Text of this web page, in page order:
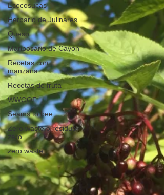
Ecocosucas
Herbario de Julinares
Queso
Mariposario de Cayon
Recetas con
manzana
Recetas de fruta
WWOOF
Seams to bee
Zero waste o residuo
zero
zero waste